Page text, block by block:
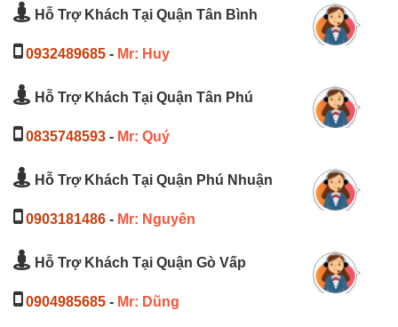
Hỗ Trợ Khách Tại Quận Tân Bình
0932489685 - Mr: Huy
Hỗ Trợ Khách Tại Quận Tân Phú
0835748593 - Mr: Quý
Hỗ Trợ Khách Tại Quận Phú Nhuận
0903181486 - Mr: Nguyên
Hỗ Trợ Khách Tại Quận Gò Vấp
0904985685 - Mr: Dũng